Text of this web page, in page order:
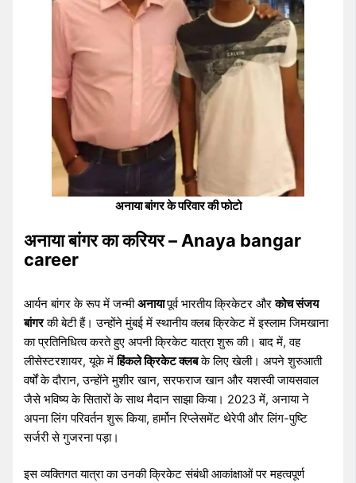
अनाया बांगर के परिवार की फोटो
अनाया बांगर का करियर – Anaya bangar
career
आर्यन बांगर के रूप में जन्मीअनायापूर्व भारतीय क्रिकेटर औरकोच संजय
बांगरकी बेटी हैं। उन्होंने मुंबई में स्थानीय क्लब क्रिकेट में इस्लाम जिमखाना
का प्रतिनिधित्व करते हुए अपनी क्रिकेट यात्रा शुरू की। बाद में, वह
लीसेस्टरशायर, यूके मेंहिंकले क्रिकेट क्लबके लिए खेली। अपने शुरुआती
वर्षों के दौरान, उन्होंने मुशीर खान, सरफराज खान और यशस्वी जायसवाल
जैसे भविष्य के सितारों के साथ मैदान साझा किया। 2023 में, अनाया ने
अपना लिंग परिवर्तन शुरू किया, हार्मोन रिप्लेसमेंट थेरेपी और लिंग-पुष्टि
सर्जरी से गुजरना पड़ा।
इस व्यक्तिगत यात्रा का उनकी क्रिकेट संबंधी आकांक्षाओं पर महत्वपूर्ण